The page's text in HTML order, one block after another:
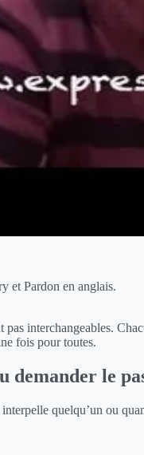
et Pardon en anglais.
interchangeables.
fois pour toutes.
demander le
quelqu’un ou